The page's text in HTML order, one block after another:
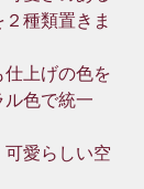
種類置きま
上げの色を
色で統一
愛らしい空